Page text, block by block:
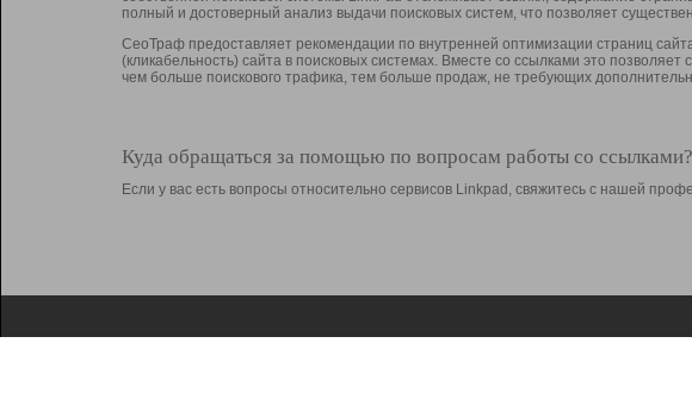
полный и достоверный анализ выдачи поисковых систем, что позволяет
СеоТраф предоставляет рекомендации по внутренней оптимизации страниц
(кликабельность) сайта в поисковых системах. Вместе со ссылками это
чем больше поискового трафика, тем больше продаж, не требующих
Куда обращаться за помощью по вопросам работы со ссылками?
Если у вас есть вопросы относительно сервисов Linkpad, свяжитесь с нашей